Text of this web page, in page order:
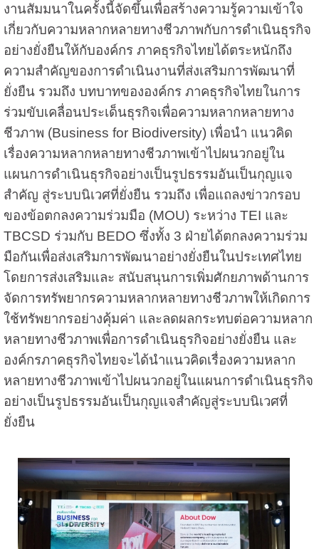
งานสัมมนาในครั้งนี้จัดขึ้นเพื่อสร้างความรู้ความเข้าใจ
เกี่ยวกับความหลากหลายทางชีวภาพกับการดำเนินธุรกิจ
อย่างยั่งยืนให้กับองค์กร ภาคธุรกิจไทยได้ตระหนักถึง
ความสำคัญของการดำเนินงานที่ส่งเสริมการพัฒนาที่
ยั่งยืน รวมถึง บทบาทขององค์กร ภาคธุรกิจไทยในการ
ร่วมขับเคลื่อนประเด็นธุรกิจเพื่อความหลากหลายทาง
ชีวภาพ (Business for Biodiversity) เพื่อนำ แนวคิด
เรื่องความหลากหลายทางชีวภาพเข้าไปผนวกอยู่ใน
แผนการดำเนินธุรกิจอย่างเป็นรูปธรรมอันเป็นกุญแจ
สำคัญ สู่ระบบนิเวศที่ยั่งยืน รวมถึง เพื่อแถลงข่าวกรอบ
ของข้อตกลงความร่วมมือ (MOU) ระหว่าง TEI และ
TBCSD ร่วมกับ BEDO ซึ่งทั้ง 3 ฝ่ายได้ตกลงความร่วม
มือกันเพื่อส่งเสริมการพัฒนาอย่างยั่งยืนในประเทศไทย
โดยการส่งเสริมและ สนับสนุนการเพิ่มศักยภาพด้านการ
จัดการทรัพยากรความหลากหลายทางชีวภาพให้เกิดการ
ใช้ทรัพยากรอย่างคุ้มค่า และลดผลกระทบต่อความหลาก
หลายทางชีวภาพเพื่อการดำเนินธุรกิจอย่างยั่งยืน และ
องค์กรภาคธุรกิจไทยจะได้นำแนวคิดเรื่องความหลาก
หลายทางชีวภาพเข้าไปผนวกอยู่ในแผนการดำเนินธุรกิจ
อย่างเป็นรูปธรรมอันเป็นกุญแจสำคัญสู่ระบบนิเวศที่
ยั่งยืน